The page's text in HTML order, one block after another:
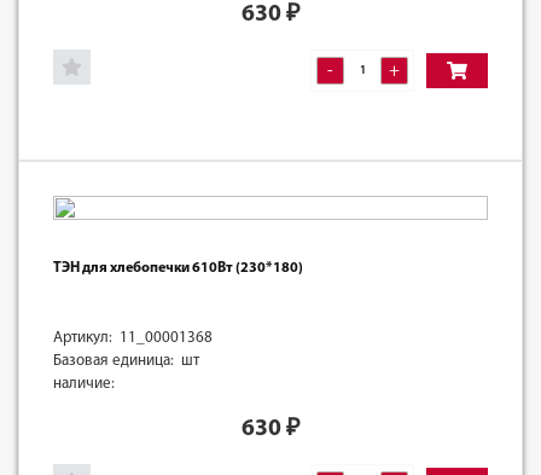
630 ₽
- +
ТЭН для хлебопечки 610Вт (230*180)
Артикул: 11_00001368
Базовая единица: шт
наличие:
630 ₽